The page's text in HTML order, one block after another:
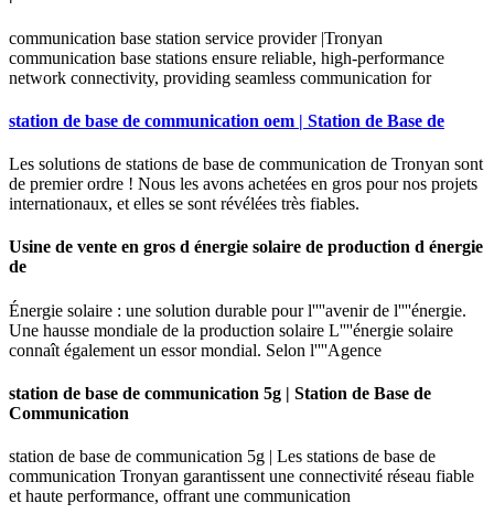
communication base station service provider |Tronyan
communication base stations ensure reliable, high-performance
network connectivity, providing seamless communication for
station de base de communication oem | Station de Base de
Les solutions de stations de base de communication de Tronyan sont
de premier ordre ! Nous les avons achetées en gros pour nos projets
internationaux, et elles se sont révélées très fiables.
Usine de vente en gros d énergie solaire de production d énergie
de
Énergie solaire : une solution durable pour l''''avenir de l''''énergie.
Une hausse mondiale de la production solaire L''''énergie solaire
connaît également un essor mondial. Selon l''''Agence
station de base de communication 5g | Station de Base de
Communication
station de base de communication 5g | Les stations de base de
communication Tronyan garantissent une connectivité réseau fiable
et haute performance, offrant une communication